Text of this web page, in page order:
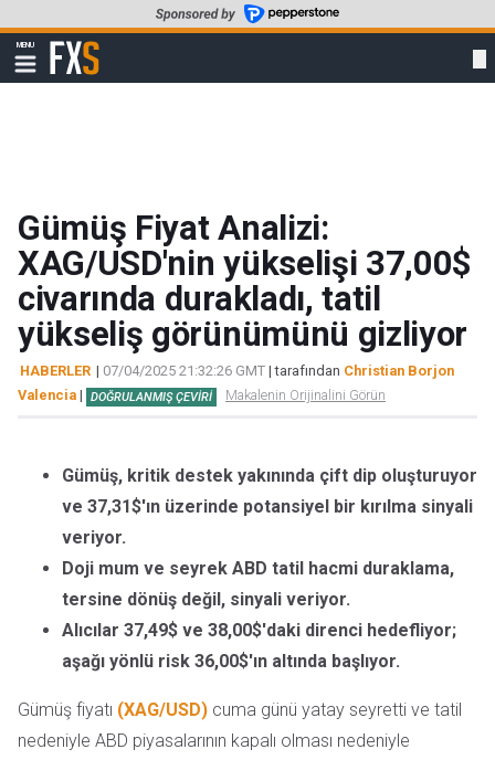
to
main
content
MENU
Show
navigation
FXStreet
Gümüş Fiyat Analizi:
XAG/USD'nin yükselişi 37,00$
civarında durakladı, tatil
yükseliş görünümünü gizliyor
HABERLER | 07/04/2025 21:32:26 GMT | tarafından Christian Borjon
Valencia | DOĞRULANMIŞ ÇEVIRI Makalenin Orijinalini Görün
Gümüş, kritik destek yakınında çift dip oluşturuyor
ve 37,31$'ın üzerinde potansiyel bir kırılma sinyali
veriyor.
Doji mum ve seyrek ABD tatil hacmi duraklama,
tersine dönüş değil, sinyali veriyor.
Alıcılar 37,49$ ve 38,00$'daki direnci hedefliyor;
aşağı yönlü risk 36,00$'ın altında başlıyor.
Gümüş fiyatı (XAG/USD) cuma günü yatay seyretti ve tatil
nedeniyle ABD piyasalarının kapalı olması nedeniyle